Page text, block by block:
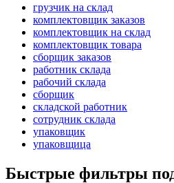
грузчик на склад
комплектовщик заказов
комплектовщик на склад
комплектовщик товара
сборщик заказов
работник склада
рабочий склада
сборщик
складской работник
сотрудник склада
упаковщик
упаковщица
Быстрые фильтры